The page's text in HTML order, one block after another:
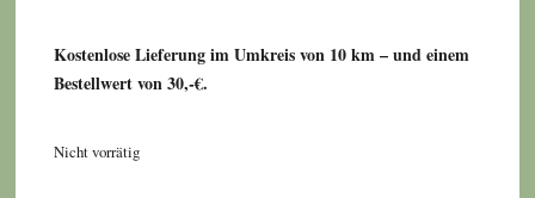
Kostenlose Lieferung im Umkreis von 10 km – und einem
Bestellwert von 30,-€.
Nicht vorrätig